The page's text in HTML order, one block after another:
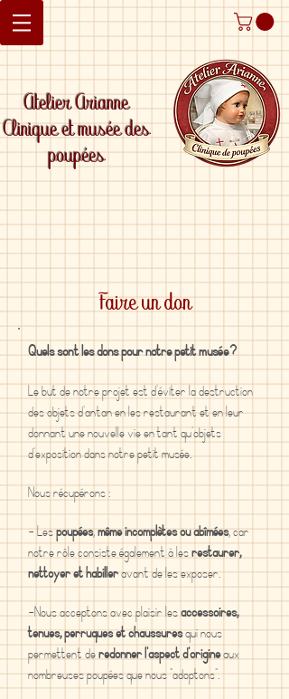
Atelier Arianne
Clinique et musée des
poupées
Faire un don
Quels sont les dons pour notre petit musée ?
Le but de notre projet est d'éviter la destruction
des objets d'antan en les restaurant et en leur
donnant une nouvelle vie en tant qu'objets
d'exposition dans notre petit musée.
Nous récupérons :
- Lespoupées,même incomplètes ou abîmées, car
notre rôle consiste également à lesrestaurer,
nettoyer et habilleravant de les exposer.
-Nous acceptons avec plaisir lesaccessoires,
tenues, perruques et chaussuresqui nous
permettent deredonner l'aspect d'origineaux
nombreuses poupées que nous "adoptons".